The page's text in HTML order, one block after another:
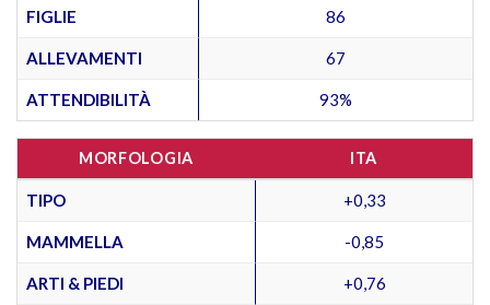
FIGLIE 86
ALLEVAMENTI 67
ATTENDIBILITÀ 93%
MORFOLOGIA ITA
TIPO +0,33
MAMMELLA -0,85
ARTI & PIEDI +0,76